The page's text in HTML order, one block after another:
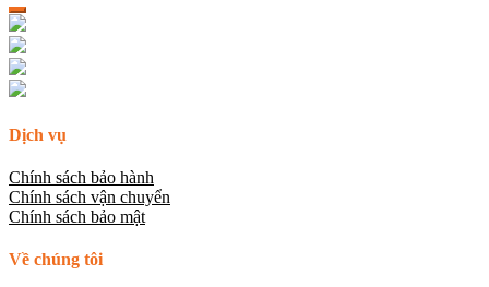
Dịch vụ
Chính sách bảo hành
Chính sách vận chuyển
Chính sách bảo mật
Về chúng tôi